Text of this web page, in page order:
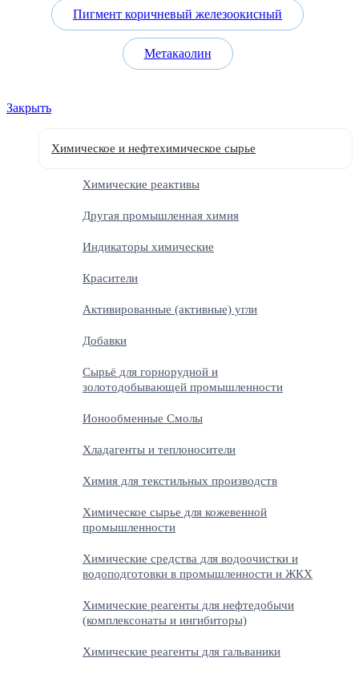
Пигмент коричневый железоокисный
Метакаолин
Закрыть
Химическое и нефтехимическое сырье
Химические реактивы
Другая промышленная химия
Индикаторы химические
Красители
Активированные (активные) угли
Добавки
Сырьё для горнорудной и
золотодобывающей промышленности
Ионообменные Смолы
Хладагенты и теплоносители
Химия для текстильных производств
Химическое сырье для кожевенной
промышленности
Химические средства для водоочистки и
водоподготовки в промышленности и ЖКХ
Химические реагенты для нефтедобычи
(комплексонаты и ингибиторы)
Химические реагенты для гальваники